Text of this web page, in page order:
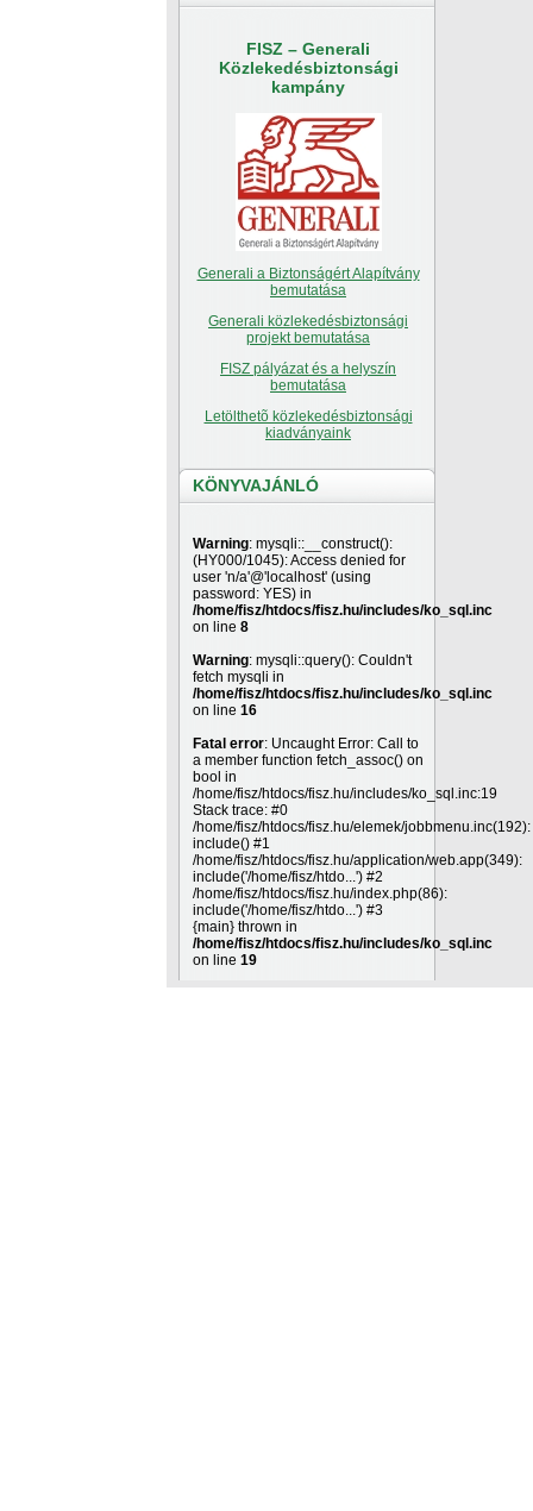
FISZ – Generali
Közlekedésbiztonsági
kampány
Generali a Biztonságért Alapítvány
bemutatása
Generali közlekedésbiztonsági
projekt bemutatása
FISZ pályázat és a helyszín
bemutatása
Letölthetõ közlekedésbiztonsági
kiadványaink
KÖNYVAJÁNLÓ
Warning: mysqli::__construct():
(HY000/1045): Access denied for
user 'n/a'@'localhost' (using
password: YES) in
/home/fisz/htdocs/fisz.hu/includes/ko_sql.inc
on line 8
Warning: mysqli::query(): Couldn't
fetch mysqli in
/home/fisz/htdocs/fisz.hu/includes/ko_sql.inc
on line 16
Fatal error: Uncaught Error: Call to
a member function fetch_assoc() on
bool in
/home/fisz/htdocs/fisz.hu/includes/ko_sql.inc:19
Stack trace: #0
/home/fisz/htdocs/fisz.hu/elemek/jobbmenu.inc(192):
include() #1
/home/fisz/htdocs/fisz.hu/application/web.app(349):
include('/home/fisz/htdo...') #2
/home/fisz/htdocs/fisz.hu/index.php(86):
include('/home/fisz/htdo...') #3
{main} thrown in
/home/fisz/htdocs/fisz.hu/includes/ko_sql.inc
on line 19